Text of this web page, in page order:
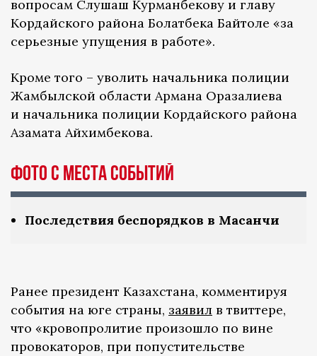
вопросам Слушаш Курманбекову и главу
Кордайского района Болатбека Байтоле «за
серьезные упущения в работе».
Кроме того – уволить начальника полиции
Жамбылской области Армана Оразалиева
и начальника полиции Кордайского района
Азамата Айхимбекова.
Фото с места событий
Последствия беспорядков в Масанчи
Ранее президент Казахстана, комментируя
события на юге страны, заявил в твиттере,
что «кровопролитие произошло по вине
провокаторов, при попустительстве